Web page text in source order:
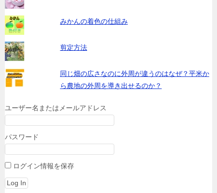
みかんの着色の仕組み
剪定方法
同じ畑の広さなのに外周が違うのはなぜ？平米か
ら農地の外周を導き出せるのか？
ユーザー名またはメールアドレス
パスワード
ログイン情報を保存